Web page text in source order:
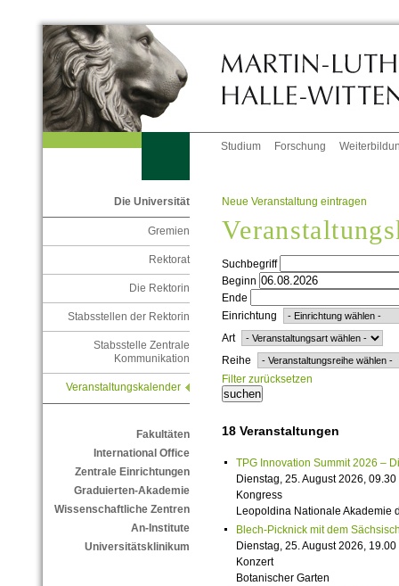
Studium Forschung
Die Universität
Gremien
Rektorat
Die Rektorin
Stabsstellen der Rektorin
Stabsstelle Zentrale
Kommunikation
Veranstaltungskalender
Fakultäten
International Office
Zentrale Einrichtungen
Graduierten-Akademie
Wissenschaftliche Zentren
An-Institute
Universitätsklinikum
Neue Veranstaltung eintragen
Suchbegriff
Beginn
Ende
Einrichtung
Art
Reihe
Filter zurücksetzen
18 Veranstaltungen
TPG Innovation Summit 2026 –
Dienstag, 25. August 2026,
Kongress
Leopoldina Nationale Akademie
Blech-Picknick mit dem
Dienstag, 25. August 2026,
Konzert
Botanischer Garten